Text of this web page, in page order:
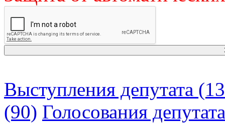
Выступления депутата
(90) Голосования депутата